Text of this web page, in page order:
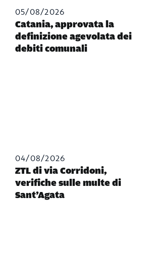
05/08/2026
Catania, approvata la
definizione agevolata dei
debiti comunali
04/08/2026
ZTL di via Corridoni,
verifiche sulle multe di
Sant’Agata